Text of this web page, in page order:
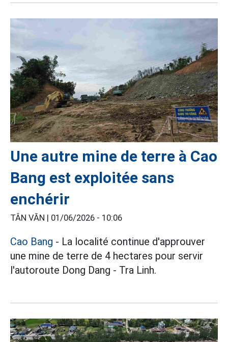
Une autre mine de terre à Cao
Bang est exploitée sans
enchérir
TÂN VĂN | 01/06/2026 - 10:06
Cao Bang - La localité continue d'approuver
une mine de terre de 4 hectares pour servir
l'autoroute Dong Dang - Tra Linh.